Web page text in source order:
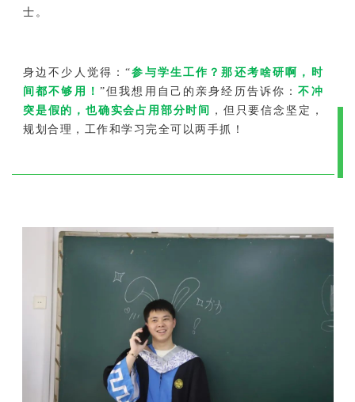
士。
身边不少人觉得：“参与学生工作？那还考啥研啊，时
间都不够用！ ”但我想用自己的亲身经历告诉你：不冲
突是假的 ，也确实会占用部分时间
，但只要信念坚定，
规划合理，工作和学习完全可以两手抓！